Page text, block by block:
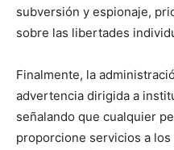
subversión y espionaje,
sobre las libertades
Finalmente, la
advertencia dirigida a
señalando que cualquier
proporcione servicios a